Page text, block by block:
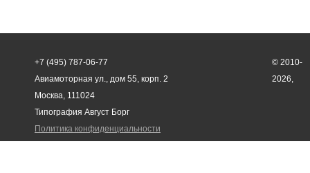
+7 (495) 787-06-77
Авиамоторная ул., дом 55, корп. 2
Москва, 111024
© 2010-
2026,
Типография Август Борг
Политика конфиденциальности